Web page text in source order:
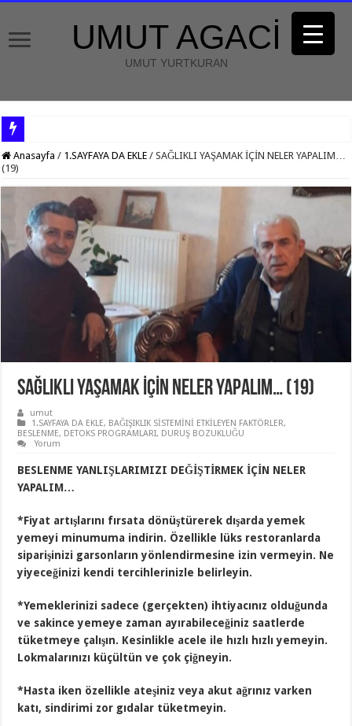
UMUT AGACİ
UMUT YURTKURAN
Anasayfa / 1.SAYFAYA DA EKLE / SAĞLIKLI YAŞAMAK İÇİN NELER YAPALIM…
(19)
SAĞLIKLI YAŞAMAK İÇİN NELER YAPALIM… (19)
umut
1.SAYFAYA DA EKLE, BAĞIŞIKLIK SİSTEMİNİ ETKİLEYEN FAKTÖRLER,
BESLENME, DETOKS PROGRAMLARI, DURUŞ BOZUKLUĞU
Yorum
BESLENME YANLIŞLARIMIZI DEĞİŞTİRMEK İÇİN NELER
YAPALIM…
*Fiyat artışlarını fırsata dönüştürerek dışarda yemek
yemeyi minumuma indirin. Özellikle lüks restoranlarda
siparişinizi garsonların yönlendirmesine izin vermeyin. Ne
yiyeceğinizi kendi tercihlerinizle belirleyin.
*Yemeklerinizi sadece (gerçekten) ihtiyacınız olduğunda
ve sakince yemeye zaman ayırabileceğiniz saatlerde
tüketmeye çalışın. Kesinlikle acele ile hızlı hızlı yemeyin.
Lokmalarınızı küçültün ve çok çiğneyin.
*Hasta iken özellikle ateşiniz veya akut ağrınız varken
katı, sindirimi zor gıdalar tüketmeyin.